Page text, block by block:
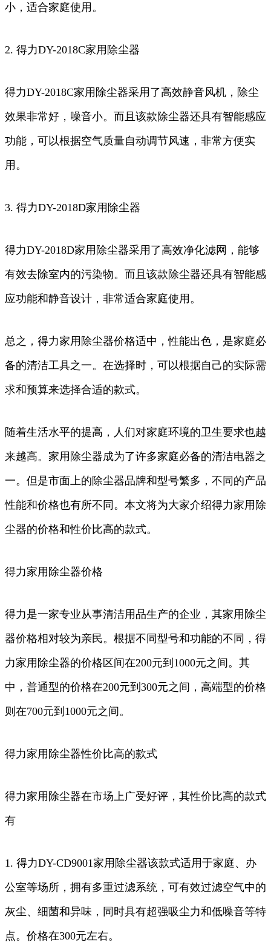
小，适合家庭使用。
2. 得力DY-2018C家用除尘器
得力DY-2018C家用除尘器采用了高效静音风机，除尘
效果非常好，噪音小。而且该款除尘器还具有智能感应
功能，可以根据空气质量自动调节风速，非常方便实
用。
3. 得力DY-2018D家用除尘器
得力DY-2018D家用除尘器采用了高效净化滤网，能够
有效去除室内的污染物。而且该款除尘器还具有智能感
应功能和静音设计，非常适合家庭使用。
总之，得力家用除尘器价格适中，性能出色，是家庭必
备的清洁工具之一。在选择时，可以根据自己的实际需
求和预算来选择合适的款式。
随着生活水平的提高，人们对家庭环境的卫生要求也越
来越高。家用除尘器成为了许多家庭必备的清洁电器之
一。但是市面上的除尘器品牌和型号繁多，不同的产品
性能和价格也有所不同。本文将为大家介绍得力家用除
尘器的价格和性价比高的款式。
得力家用除尘器价格
得力是一家专业从事清洁用品生产的企业，其家用除尘
器价格相对较为亲民。根据不同型号和功能的不同，得
力家用除尘器的价格区间在200元到1000元之间。其
中，普通型的价格在200元到300元之间，高端型的价格
则在700元到1000元之间。
得力家用除尘器性价比高的款式
得力家用除尘器在市场上广受好评，其性价比高的款式
有
1. 得力DY-CD9001家用除尘器该款式适用于家庭、办
公室等场所，拥有多重过滤系统，可有效过滤空气中的
灰尘、细菌和异味，同时具有超强吸尘力和低噪音等特
点。价格在300元左右。